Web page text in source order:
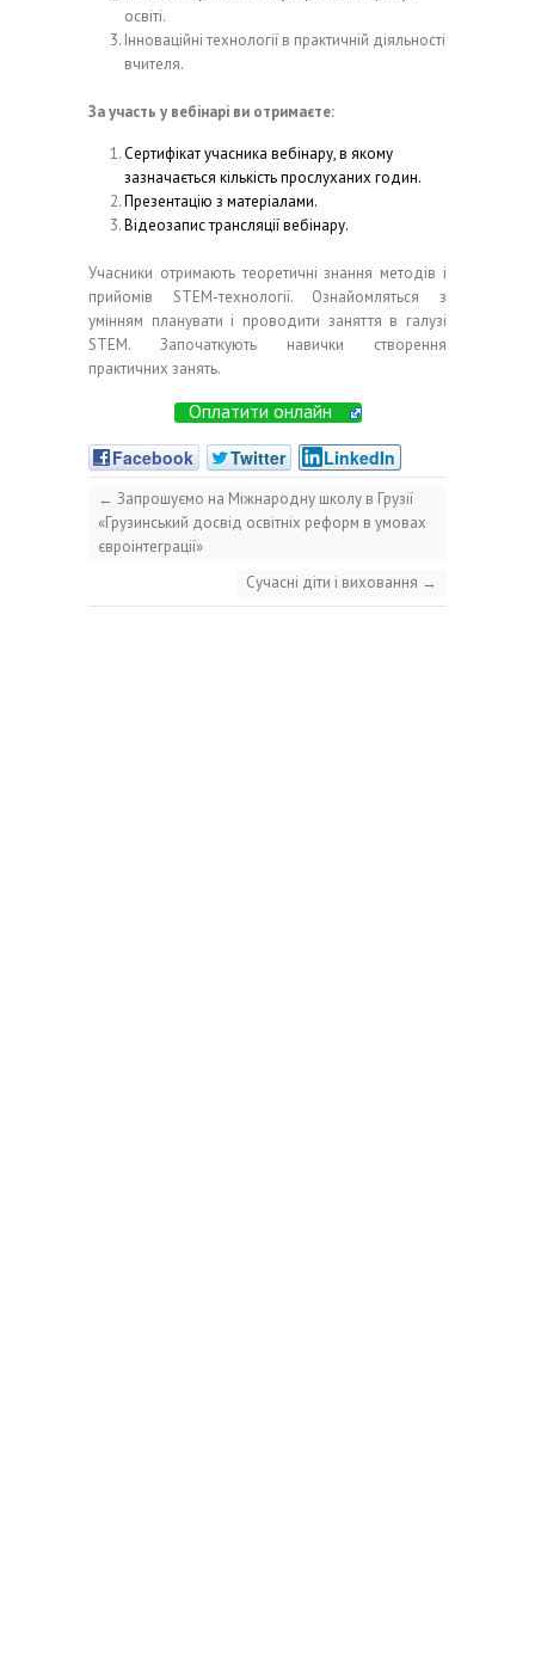
освіті.
Інноваційні технології в практичній діяльності
вчителя.
За участь у вебінарі ви отримаєте:
Сертифікат учасника вебінару, в якому
зазначається кількість прослуханих годин.
Презентацію з матеріалами.
Відеозапис трансляції вебінару.
Учасники отримають теоретичні знання методів і
прийомів STEM-технології. Ознайомляться з
умінням планувати і проводити заняття в галузі
STEM. Започаткують навички створення
практичних занять.
Оплатити онлайн
Facebook
Twitter LinkedIn
← Запрошуємо на Міжнародну школу в Грузії
«Грузинський досвід освітніх реформ в умовах
євроінтеграції»
Сучасні діти і виховання →